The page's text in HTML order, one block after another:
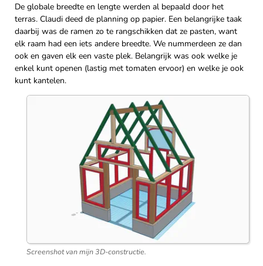
De globale breedte en lengte werden al bepaald door het
terras. Claudi deed de planning op papier. Een belangrijke taak
daarbij was de ramen zo te rangschikken dat ze pasten, want
elk raam had een iets andere breedte. We nummerdeen ze dan
ook en gaven elk een vaste plek. Belangrijk was ook welke je
enkel kunt openen (lastig met tomaten ervoor) en welke je ook
kunt kantelen.
Screenshot van mijn 3D-constructie.